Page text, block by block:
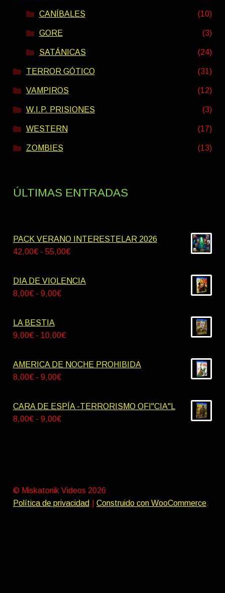
CANÍBALES (10)
GORE (3)
SATÁNICAS (24)
TERROR GÓTICO (31)
VAMPIROS (12)
W.I.P. PRISIONES (3)
WESTERN (17)
ZOMBIES (13)
ÚLTIMAS ENTRADAS
PACK VERANO INTERESTELAR 2026
42,00€ - 55,00€Rango
precios:
DIA DE VIOLENCIA
8,00€ - 9,00€Rango
desde
9,00€
LA BESTIA
9,00€ - 10,00€Rango
precios:
10,00€
AMERICA DE NOCHE PROHIBIDA
8,00€ - 9,00€Rango
precios:
desde
CARA DE ESPÍA -TERRORISMO OFI"CIA"L
8,00€ - 9,00€Rango
9,00€
© Miskatonik Videos 2026
Política de privacidad
Construido con WooCommerce.